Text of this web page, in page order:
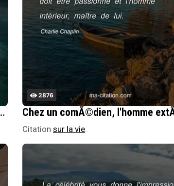
susceptible d'exciter l'imagination.
2876
Citation sur la vie.